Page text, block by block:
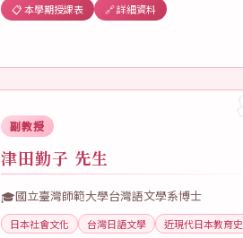
📋 本學期授課表 🔗 詳細資料
副教授
津田勤子 先生
🎓國立臺灣師範大學台灣語文學系博士
日本社會文化 台灣日語文學 近現代日本教育史